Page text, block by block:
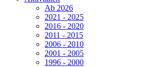
Ab 2026
2021 - 2025
2016 - 2020
2011 - 2015
2006 - 2010
2001 - 2005
1996 - 2000